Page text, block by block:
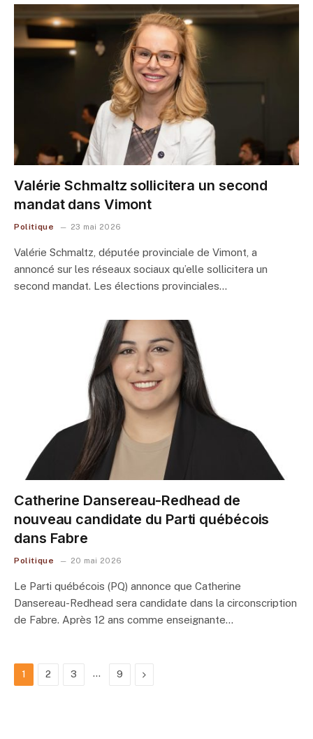
Valérie Schmaltz sollicitera un second
mandat dans Vimont
Politique 23 mai 2026
Valérie Schmaltz, députée provinciale de Vimont, a
annoncé sur les réseaux sociaux qu’elle sollicitera un
second mandat. Les élections provinciales…
Catherine Dansereau-Redhead de
nouveau candidate du Parti québécois
dans Fabre
Politique 20 mai 2026
Le Parti québécois (PQ) annonce que Catherine
Dansereau-Redhead sera candidate dans la circonscription
de Fabre. Après 12 ans comme enseignante…
1 2 3 … 9 Next